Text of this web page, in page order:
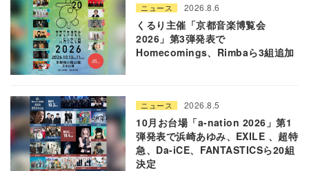
ニュース 2026.8.6
くるり主催「京都音楽博覧会
2026」第3弾発表で
Homecomings、Rimbaら3組追加
ニュース 2026.8.5
10月お台場「a-nation 2026」第1
弾発表で浜崎あゆみ、EXILE 、超特
急、Da-iCE、FANTASTICSら20組
決定